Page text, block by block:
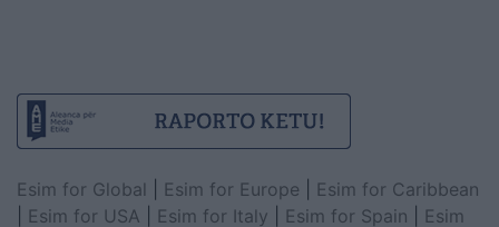
Esim for Global Esim for Europe
Esim for Caribbean
Esim for USA Esim for Italy Esim for Spain
Esim